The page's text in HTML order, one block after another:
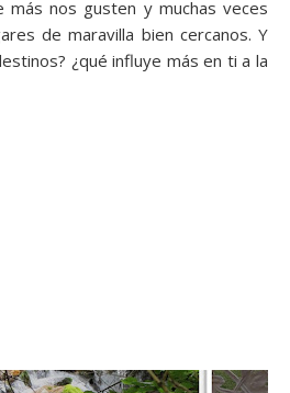
nos gusten y muchas veces
de maravilla bien cercanos. Y
¿qué influye más en ti a la